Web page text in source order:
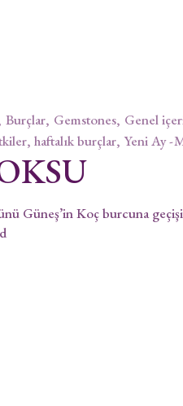
Burçlar Gemstones Genel
haftalık burçlar Yeni Ay
Koç burcuna